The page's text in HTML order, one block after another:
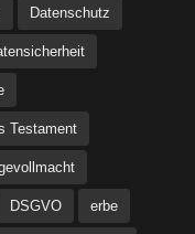
Datenschutz
Testament
DSGVO erbe